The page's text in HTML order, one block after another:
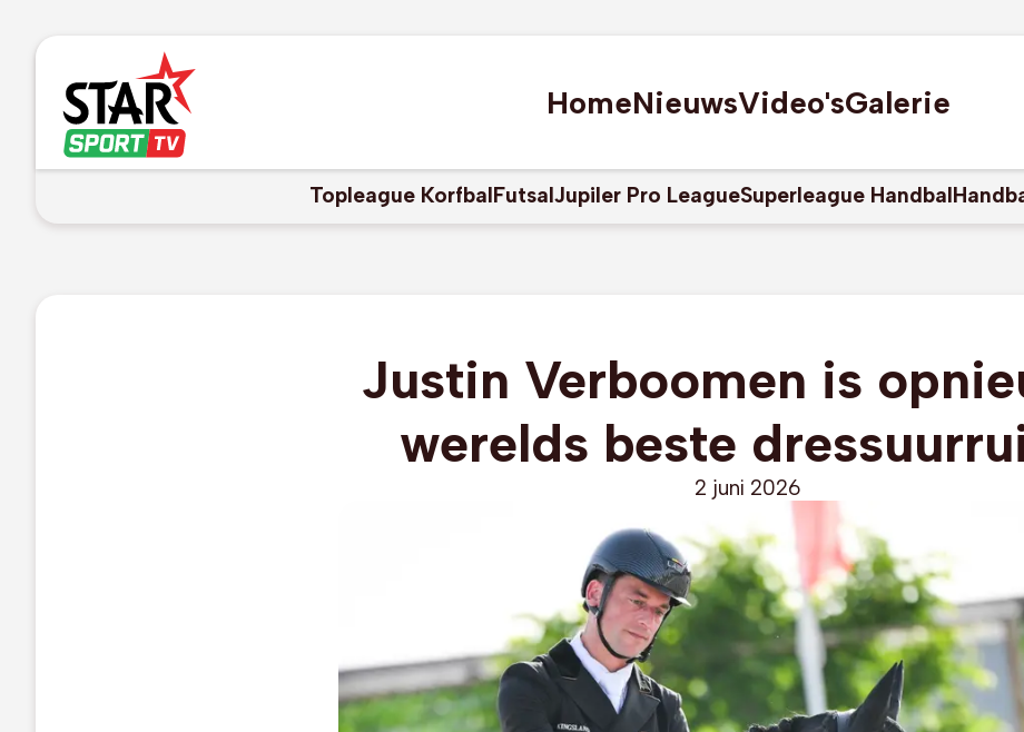
HomeNieuwsVideo'sGalerie
Topleague KorfbalFutsalJupiler Pro LeagueSuperleague Handbal
Justin Verboomen is
werelds beste
2 juni 2026